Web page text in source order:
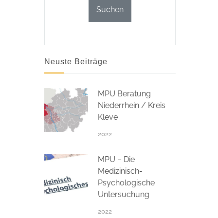
Neuste Beiträge
MPU Beratung
Niederrhein / Kreis
Kleve
2022
MPU – Die
Medizinisch-
Psychologische
Untersuchung
2022